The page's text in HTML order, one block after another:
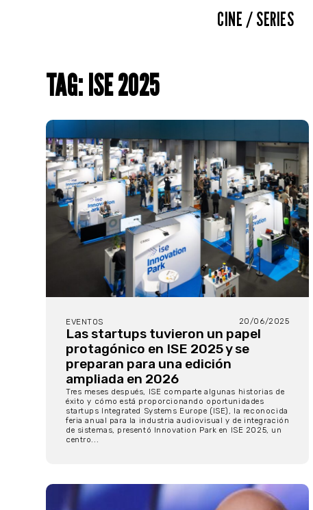
CINE / SERIES
TAG: ISE 2025
EVENTOS 20/06/2025
Las startups tuvieron un papel
protagónico en ISE 2025 y se
preparan para una edición
ampliada en 2026
Tres meses después, ISE comparte algunas historias de
éxito y cómo está proporcionando oportunidades
startups Integrated Systems Europe (ISE), la reconocida
feria anual para la industria audiovisual y de integración
de sistemas, presentó Innovation Park en ISE 2025, un
centro...